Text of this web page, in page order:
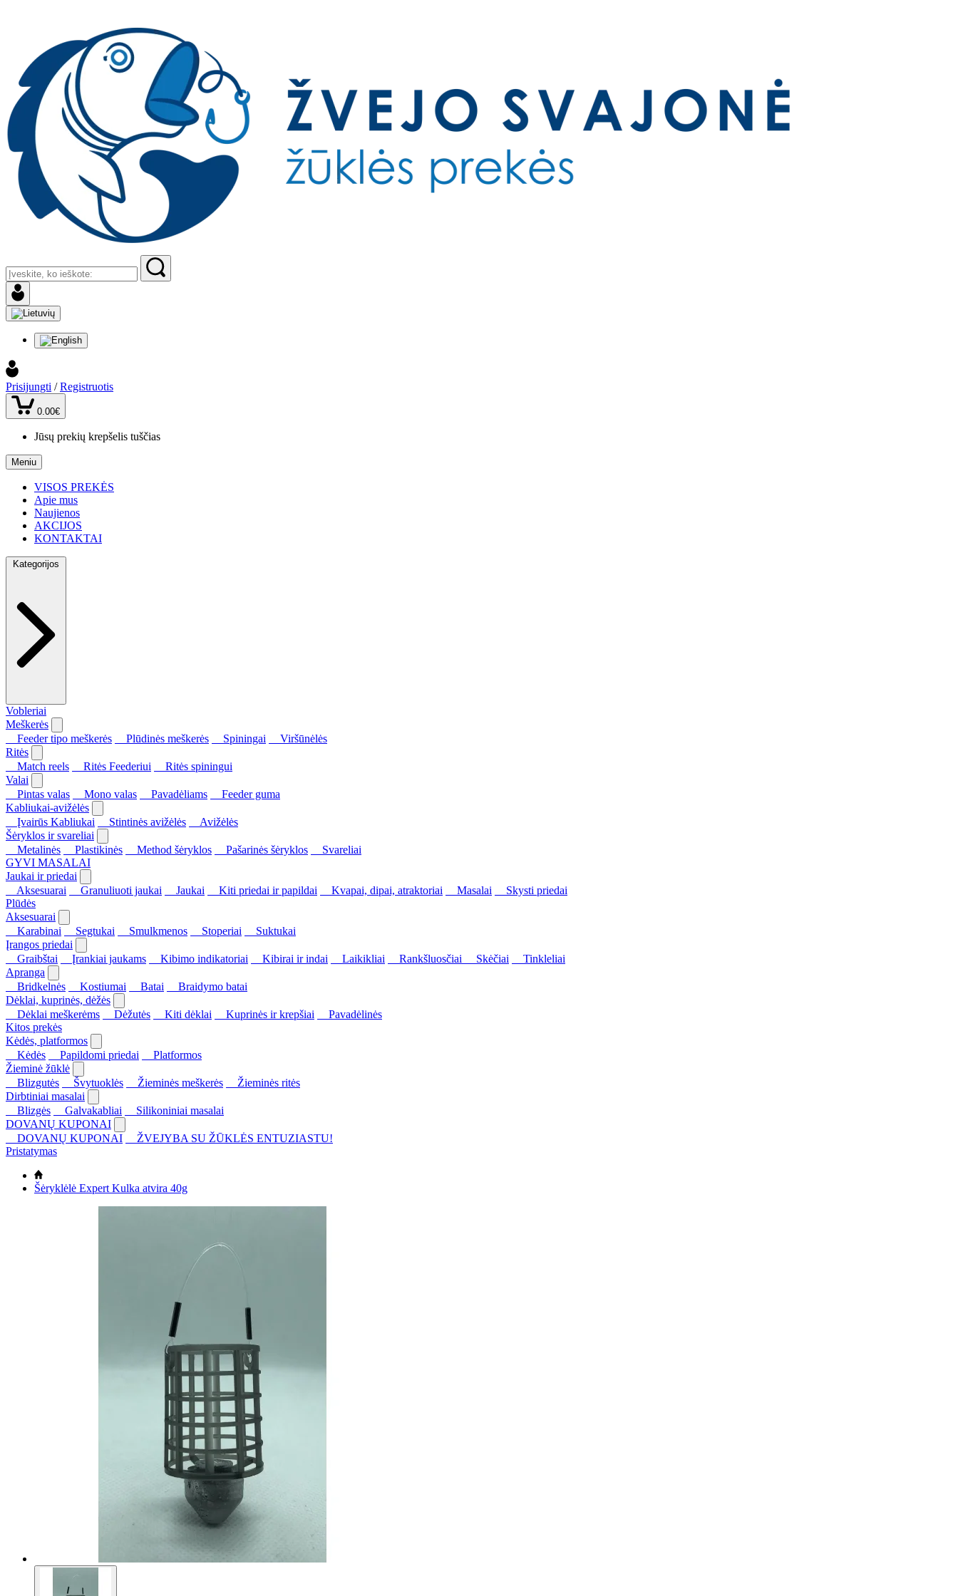
Prisijungti / Registruotis
0.00€
Jūsų prekių krepšelis tuščias
Meniu
VISOS PREKĖS
Apie mus
Naujienos
AKCIJOS
KONTAKTAI
Kategorijos
Vobleriai
Meškerės
Feeder tipo meškerės
Plūdinės meškerės Spiningai
Viršūnėlės
Ritės
Match reels
Ritės Feederiui
Ritės spiningui
Valai
Pintas valas
Mono valas Pavadėliams
Feeder guma
Kabliukai-avižėlės
Įvairūs Kabliukai
Stintinės avižėlės
Avižėlės
Šėryklos ir svareliai
Metalinės
Plastikinės Method šėryklos Pašarinės šėryklos
Svareliai
GYVI MASALAI
Jaukai ir priedai
Aksesuarai
Granuliuoti jaukai Jaukai Kiti priedai ir papildai Kvapai, dipai, atraktoriai Masalai
Skysti priedai
Plūdės
Aksesuarai
Karabinai
Segtukai Smulkmenos Stoperiai
Suktukai
Įrangos priedai
Graibštai
Įrankiai jaukams Kibimo indikatoriai Kibirai ir indai Laikikliai Rankšluosčiai Skėčiai
Tinkleliai
Apranga
Bridkelnės
Kostiumai Batai
Braidymo batai
Dėklai, kuprinės, dėžės
Dėklai meškerėms
Dėžutės Kiti dėklai Kuprinės ir krepšiai
Pavadėlinės
Kitos prekės
Kėdės, platformos
Kėdės
Papildomi priedai
Platformos
Žieminė žūklė
Blizgutės
Švytuoklės Žieminės meškerės
Žieminės ritės
Dirbtiniai masalai
Blizgės
Galvakabliai
Silikoniniai masalai
DOVANŲ KUPONAI
DOVANŲ KUPONAI
ŽVEJYBA SU ŽŪKLĖS ENTUZIASTU!
Pristatymas
Šėryklėlė Expert Kulka atvira 40g